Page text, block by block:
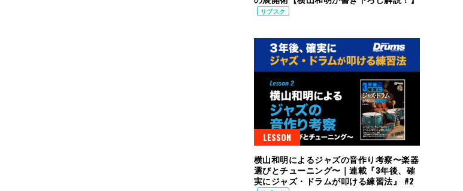
サブスク
LESSON
横山和明によるジャズの音作り考察〜楽器
選びとチューニング〜｜連載『3年後、確
実にジャズ・ドラムが叩ける練習法』 #2